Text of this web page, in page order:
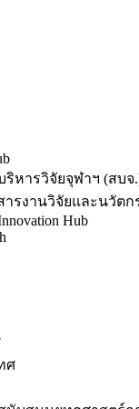
ริหารวิจัยจุฬาฯ (สบจ
ารงานวิจัยและนวัตก
Hub
ศ